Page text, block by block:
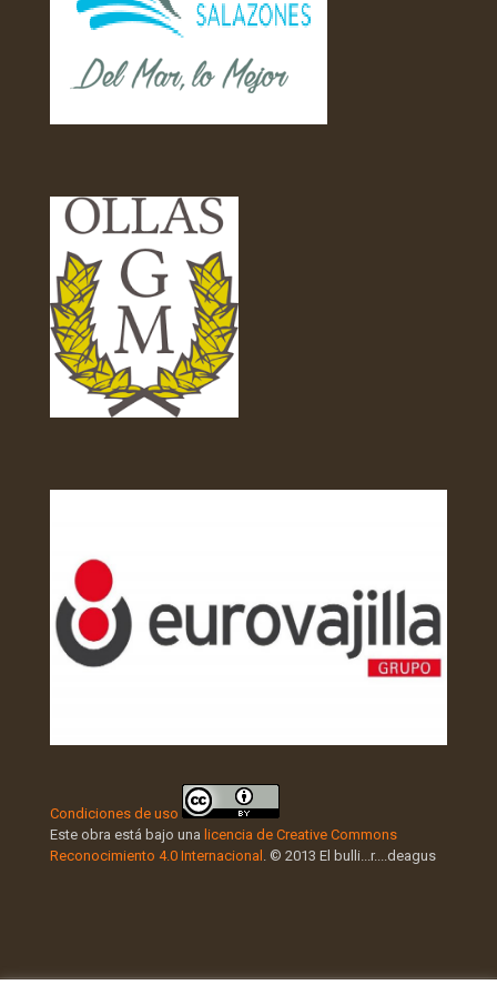
Condiciones de uso
Este obra está bajo una licencia de Creative Commons
Reconocimiento 4.0 Internacional . © 2013 El bulli...r....deagus